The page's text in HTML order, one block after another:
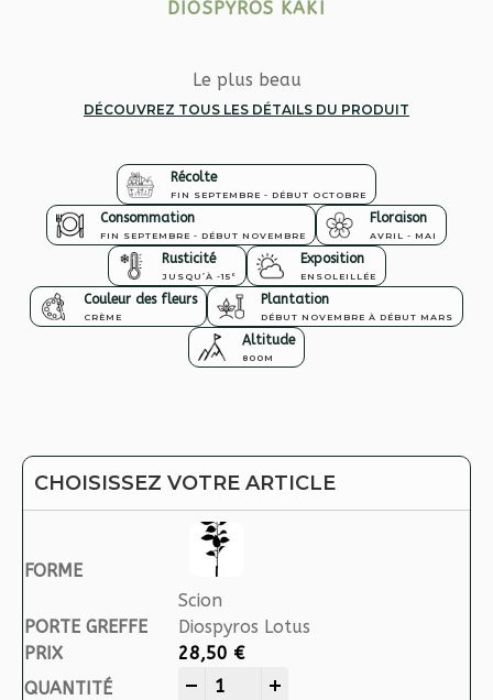
DIOSPYROS KAKI
Le plus beau
DÉCOUVREZ TOUS LES DÉTAILS DU PRODUIT
Récolte
FIN SEPTEMBRE - DÉBUT OCTOBRE
Consommation
FIN SEPTEMBRE - DÉBUT NOVEMBRE
Floraison
AVRIL - MAI
Rusticité
JUSQU’À -15°
Exposition
ENSOLEILLÉE
Couleur des fleurs
CRÈME
Plantation
DÉBUT NOVEMBRE À DÉBUT MARS
Altitude
800M
CHOISISSEZ VOTRE ARTICLE
Scion
Diospyros Lotus
28,50 €
SHENG quantity
+